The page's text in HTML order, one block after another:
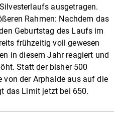
ausgetragen.
Rahmen: Nachdem das
Geburtstag des Laufs im
frühzeitig voll gewesen
in diesem Jahr reagiert und
Statt der bisher 500
von der Arphalde aus auf die
das Limit jetzt bei 650.